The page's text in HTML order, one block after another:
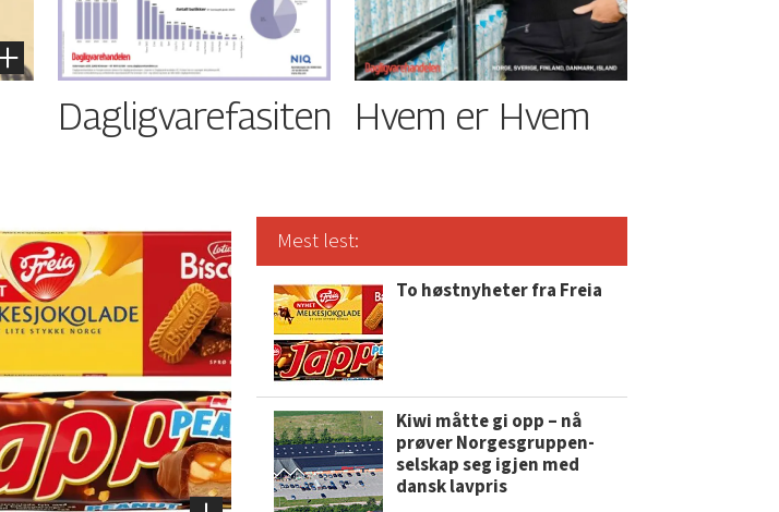
Dagligvarefasiten Hvem er Hvem
Mest lest:
To høstnyheter fra Freia
Kiwi måtte gi opp – nå
prøver Norgesgruppen-
selskap seg igjen med
dansk lavpris